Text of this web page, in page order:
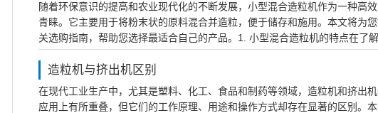
随着环保意识的提高和农业现代化的不断发展，小型混合造粒机作为一种高
青睐。它主要用于将粉末状的原料混合并造粒，便于储存和施用。本文将为
关选购指南，帮助您选择最适合自己的产品。1. 小型混合造粒机的特点在了
造粒机与挤出机区别
在现代工业生产中，尤其是塑料、化工、食品和制药等领域，造粒机和挤出
应用上有所重叠，但它们的工作原理、用途和操作方式却存在显著的区别。